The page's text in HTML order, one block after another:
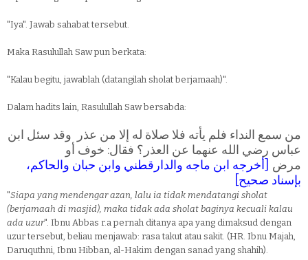
"Iya". Jawab sahabat tersebut.
Maka Rasulullah Saw pun berkata:
"Kalau begitu, jawablah (datangilah sholat berjamaah)".
Dalam hadits lain, Rasulullah Saw bersabda:
من سمع النداء فلم يأته فلا صلاة له إلا من عذر وقد سئل ابن
عباس رضي الله عنهما عن العذر؟ فقال: خوف أو
مرض أخرجه ابن ماجه والدارقطني وابن حبان والحاكم،
بإسناد صحيح
"Siapa yang mendengar azan, lalu ia tidak mendatangi sholat
(berjamaah di masjid), maka tidak ada sholat baginya kecuali kalau
ada uzur". Ibnu Abbas r.a pernah ditanya apa yang dimaksud dengan
uzur tersebut, beliau menjawab: rasa takut atau sakit. (HR. Ibnu Majah,
Daruquthni, Ibnu Hibban, al-Hakim dengan sanad yang shahih).